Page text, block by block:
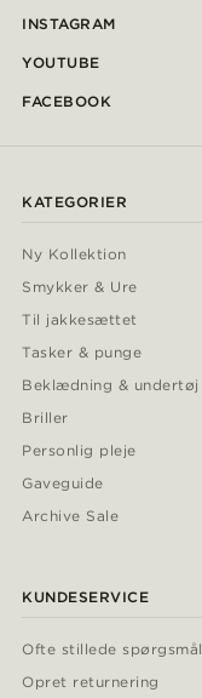
INSTAGRAM
YOUTUBE
FACEBOOK
KATEGORIER
Ny Kollektion
Smykker & Ure
Til jakkesættet
Tasker & punge
Beklædning & undertøj
Briller
Personlig pleje
Gaveguide
Archive Sale
KUNDESERVICE
Ofte stillede spørgsmål
Opret returnering